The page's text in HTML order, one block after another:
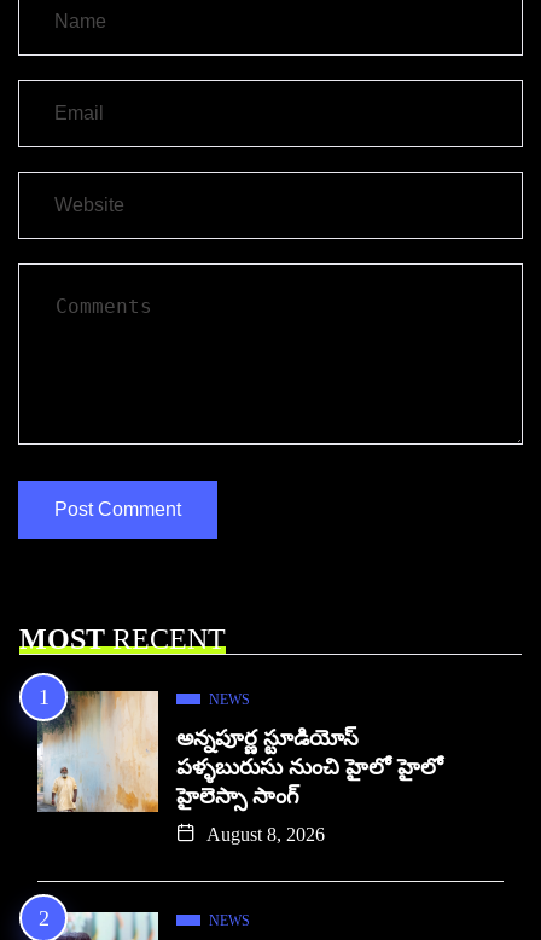
MOSTRECENT
NEWS
అన్నపూర్ణ స్టూడియోస్
పళ్ళబురుసు నుంచి హైలో హైలో
హైలెస్సా సాంగ్
August 8, 2026
NEWS